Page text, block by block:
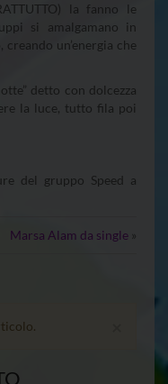
la fanno le
si amalgamano in
un’energia che
detto con dolcezza
la luce, tutto fila poi
del gruppo Speed a
Marsa Alam da single »